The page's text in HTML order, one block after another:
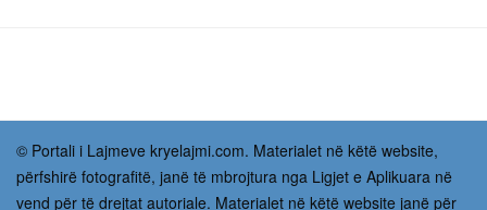
© Portali i Lajmeve kryelajmi.com. Materialet në këtë website,
përfshirë fotografitë, janë të mbrojtura nga Ligjet e Aplikuara në
vend për të drejtat autoriale. Materialet në këtë website janë për